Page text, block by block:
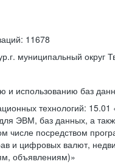
11678
муниципальный округ
и использованию баз
технологий: 15.01
ЭВМ, баз данных, а
посредством
и цифровых валют,
объявлениям)»